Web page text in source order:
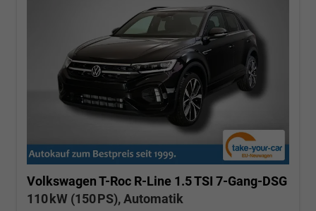
Volkswagen T-Roc R-Line 1.5 TSI 7-Gang-DSG
110 kW (150 PS), Automatik